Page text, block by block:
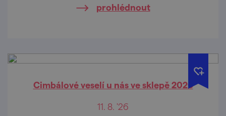
prohlédnout
Cimbálové veselí u nás ve sklepě 2026
11. 8. '26